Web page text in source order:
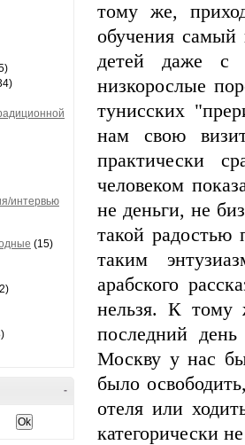
интервью
(15)
-
тому же,
обучения самый
детей даже с
низкорослые
тунисских
нам свою
практически
человеком
не деньги, не
такой радостью
таким
арабского
нельзя. К тому
последний
Москву у нас
было
отеля или
категорически